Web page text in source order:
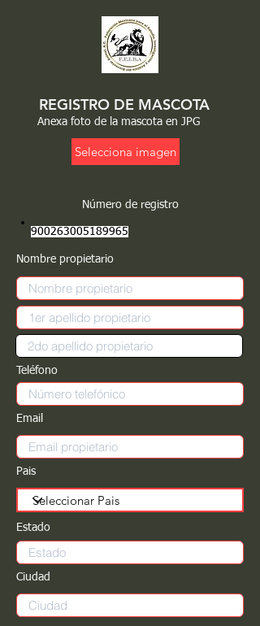
REGISTRO DE MASCOTA
Anexa foto de la mascota en JPG
Selecciona imagen
Número de registro
900263005189965
Nombre propietario
Teléfono
Email
Pais
Estado
Ciudad